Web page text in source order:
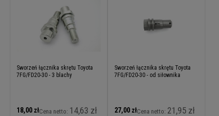
Sworzeń łącznika skrętu Toyota
7FG/FD20-30 - 3 blachy
18,00 złCena netto: 14,63 zł
Sworzeń łącznika skrętu Toyota
7FG/FD20-30 - od siłownika
27,00 złCena netto: 21,95 zł